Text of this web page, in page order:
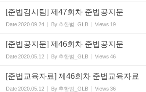
[준법감시팀] 제47회차 준법공지문
Date2020.09.24 By 추한범_GLB Views 19
[준법공지문] 제46회차 준법공지문
Date2020.05.12 By 추한범_GLB Views 46
[준법교육자료] 제46회차 준법교육자료
Date2020.05.12 By 추한범_GLB Views 36